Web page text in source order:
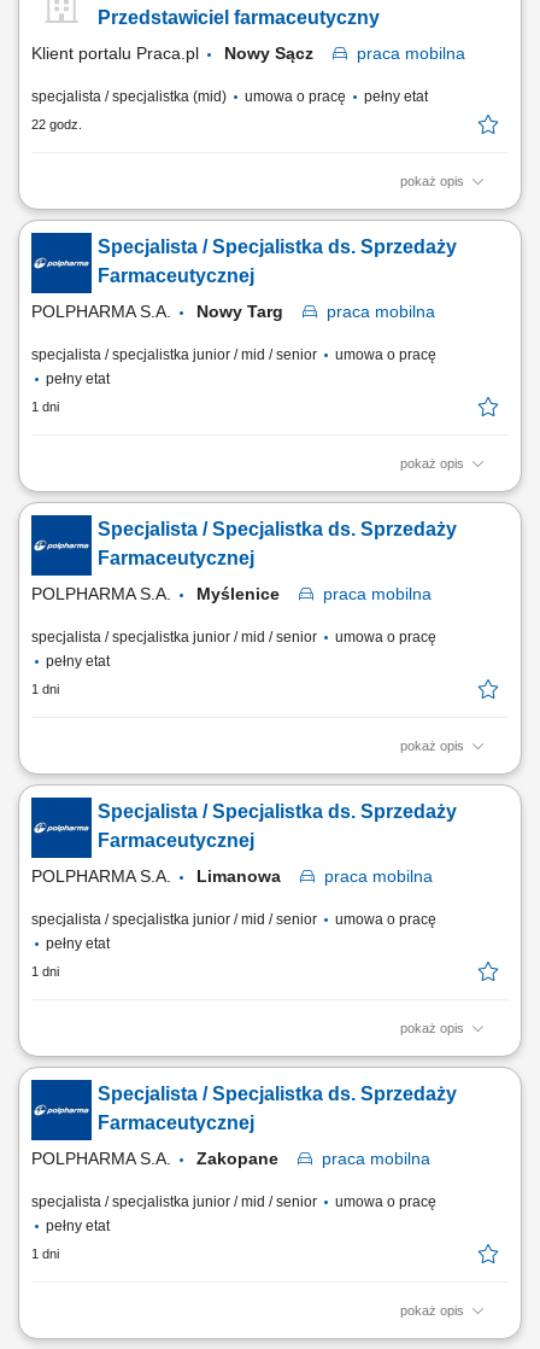
produktowego na podległym terenie. Nawiązywanie oraz długofalowe
Przedstawiciel farmaceutyczny
Klient portalu Praca.pl Nowy Sącz praca mobilna
specjalista / specjalistka (mid) umowa o pracę pełny etat
22 godz.
pokaż opis
Aktywne realizowanie wyznaczonych celów handlowych w aptekach
niezależnych oraz lokalnych sieciach farmaceutycznych. Kształtowanie
profesjonalnego i pozytywnego wizerunku marki oraz portfolio
produktowego na podległym terenie. Nawiązywanie oraz długofalowe
rozwijanie partnerskich i biznesowych...
Specjalista / Specjalistka ds. Sprzedaży
Farmaceutycznej
POLPHARMA S.A. Nowy Targ praca mobilna
specjalista / specjalistka junior / mid / senior
umowa o pracę
pełny etat
1 dni
pokaż opis
Zakres obowiązków: Promowanie produktów z portfolio firmy w
środowisku medycznym. Budowanie i utrzymywanie długofalowych
relacji z lekarzami na powierzonym terenie. Reprezentowanie
organizacji podczas spotkań branżowych, konferencji i wydarzeń
naukowych. Realizacja założonych celów...
Specjalista / Specjalistka ds. Sprzedaży
Farmaceutycznej
POLPHARMA S.A. Myślenice praca mobilna
specjalista / specjalistka junior / mid / senior
umowa o pracę
pełny etat
1 dni
pokaż opis
Zakres obowiązków: Promowanie produktów z portfolio firmy w
środowisku medycznym. Budowanie i utrzymywanie długofalowych
relacji z lekarzami na powierzonym terenie. Reprezentowanie
organizacji podczas spotkań branżowych, konferencji i wydarzeń
naukowych. Realizacja założonych celów...
Specjalista / Specjalistka ds. Sprzedaży
Farmaceutycznej
POLPHARMA S.A. Limanowa praca mobilna
specjalista / specjalistka junior / mid / senior
umowa o pracę
pełny etat
1 dni
pokaż opis
Zakres obowiązków: Promowanie produktów z portfolio firmy w
środowisku medycznym. Budowanie i utrzymywanie długofalowych
relacji z lekarzami na powierzonym terenie. Reprezentowanie
organizacji podczas spotkań branżowych, konferencji i wydarzeń
naukowych. Realizacja założonych celów...
Specjalista / Specjalistka ds. Sprzedaży
Farmaceutycznej
POLPHARMA S.A. Zakopane praca mobilna
specjalista / specjalistka junior / mid / senior
umowa o pracę
pełny etat
1 dni
pokaż opis
Zakres obowiązków: Promowanie produktów z portfolio firmy w